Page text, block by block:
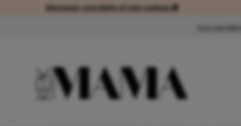
Abonneer voordelig of met cadeau 🎁Abonneer voordelig of met cadeau 🎁